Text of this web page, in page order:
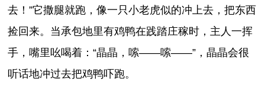
去！”它撒腿就跑，像一只小老虎似的冲上去，把东西
捡回来。当承包地里有鸡鸭在践踏庄稼时，主人一挥
手，嘴里吆喝着：“晶晶，嗦——嗦——”，晶晶会很
听话地冲过去把鸡鸭吓跑。